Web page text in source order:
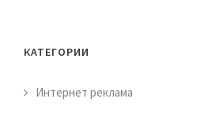
КАТЕГОРИИ
Интернет реклама